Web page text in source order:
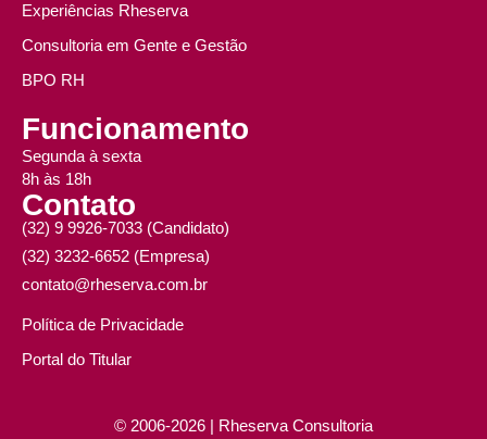
Experiências Rheserva
Consultoria em Gente e Gestão
BPO RH
Funcionamento
Segunda à sexta
8h às 18h
Contato
(32) 9 9926-7033 (Candidato)
(32) 3232-6652 (Empresa)
contato@rheserva.com.br
Política de Privacidade
Portal do Titular
© 2006-2026 | Rheserva Consultoria